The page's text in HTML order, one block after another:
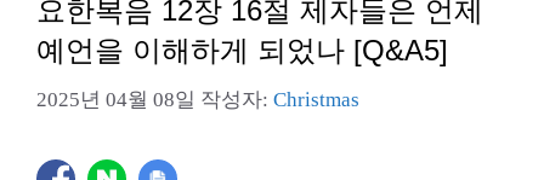
요한복음 12장 16절 제자들은 언제
예언을 이해하게 되었나 [Q&A5]
2025년 04월 08일 작성자: Christmas